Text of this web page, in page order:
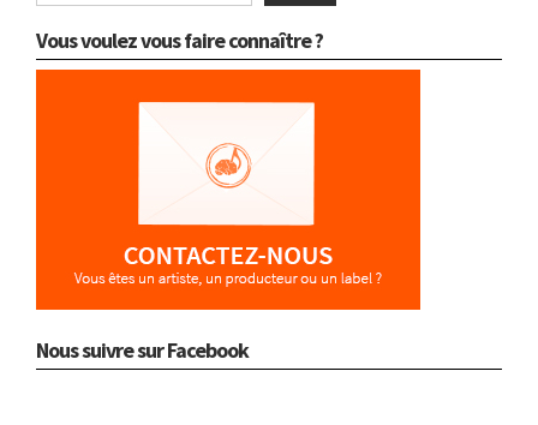
Vous voulez vous faire connaître ?
Nous suivre sur Facebook